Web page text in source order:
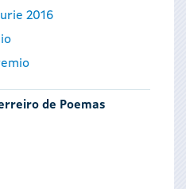
2016
de Poemas